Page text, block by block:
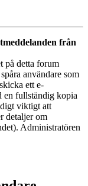
från
på detta forum
användare som
ett e-
en fullständig kopia
viktigt att
detaljer om
Administratören